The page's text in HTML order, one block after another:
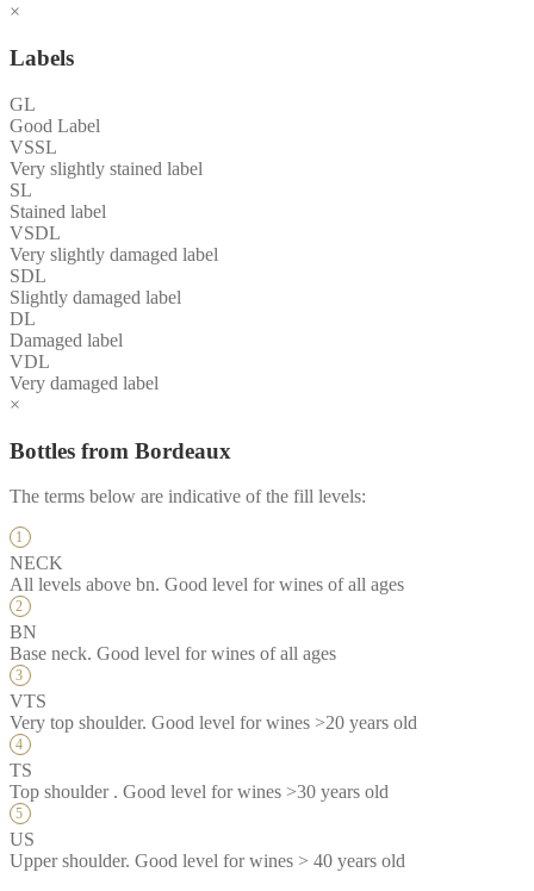
×
Labels
GL
Good Label
VSSL
Very slightly stained label
SL
Stained label
VSDL
Very slightly damaged label
SDL
Slightly damaged label
DL
Damaged label
VDL
Very damaged label
×
Bottles from Bordeaux
The terms below are indicative of the fill levels:
NECK
All levels above bn. Good level for wines of all ages
BN
Base neck. Good level for wines of all ages
VTS
Very top shoulder. Good level for wines >20 years old
TS
Top shoulder . Good level for wines >30 years old
US
Upper shoulder. Good level for wines > 40 years old